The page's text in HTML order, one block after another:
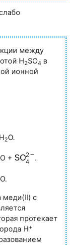
между
H2SO4 в
ионной
2O.
O + .
O.
меди(II) с
протекает
H+